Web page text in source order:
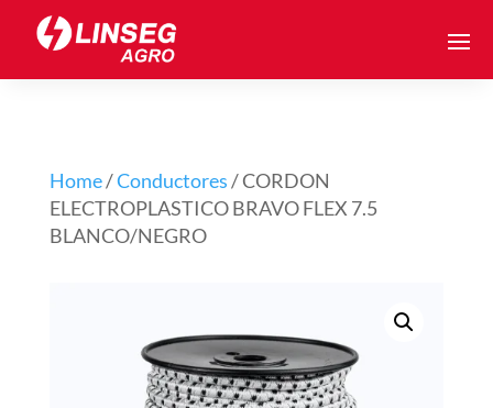
Home/Conductores/ CORDON
ELECTROPLASTICO BRAVO FLEX 7.5
BLANCO/NEGRO